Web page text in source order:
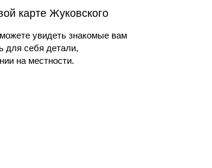
карте Жуковского
увидеть знакомые вам
для себя детали,
на местности.